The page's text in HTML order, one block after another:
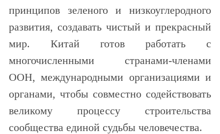
принципов зеленого и низкоуглеродного
развития, создавать чистый и прекрасный
мир. Китай готов работать с
многочисленными странами-членами
ООН, международными организациями и
органами, чтобы совместно содействовать
великому процессу строительства
сообщества единой судьбы человечества.